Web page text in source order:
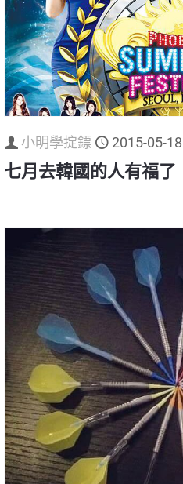
小明學掟鏢 2015-05-18
七月去韓國的人有福了